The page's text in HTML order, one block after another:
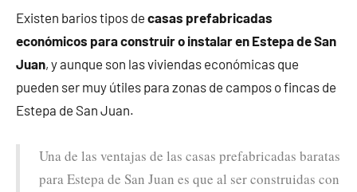
Existen barios tipos de casas prefabricadas
económicos para construir o instalar en Estepa de San
Juan, y aunque son las viviendas económicas que
pueden ser muy útiles para zonas de campos o fincas de
Estepa de San Juan.
Una de las ventajas de las casas prefabricadas baratas
para Estepa de San Juan es que al ser construidas con